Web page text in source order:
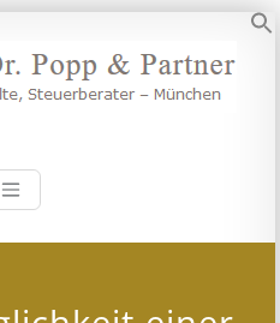
Kanzlei Hans,